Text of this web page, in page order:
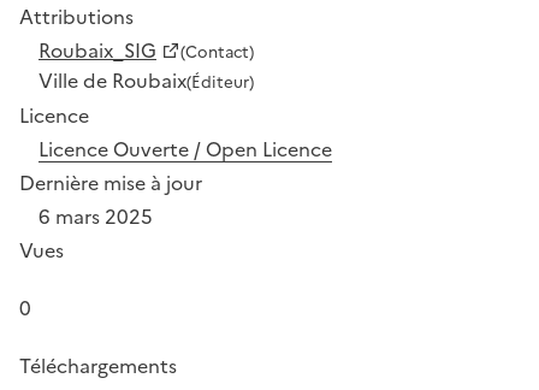
Attributions
Roubaix_SIG
(Contact)
Ville de Roubaix(Éditeur)
Licence
Licence Ouverte / Open Licence
Dernière mise à jour
6 mars 2025
Vues
0
Téléchargements